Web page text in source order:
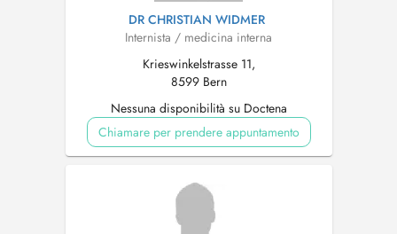
DR CHRISTIAN WIDMER
Internista / medicina interna
Krieswinkelstrasse 11,
8599 Bern
Nessuna disponibilità su Doctena
Chiamare per prendere appuntamento